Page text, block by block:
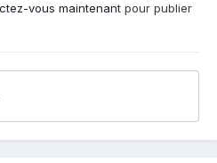
vous maintenant pour publier